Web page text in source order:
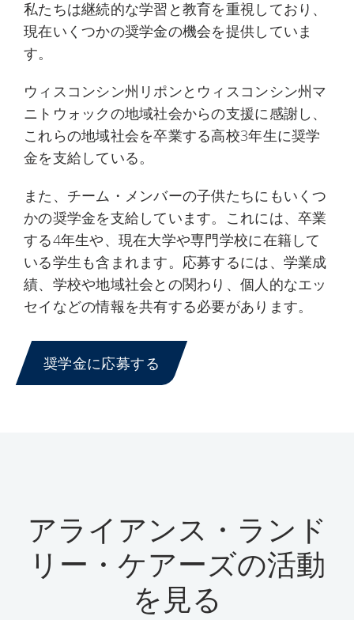
私たちは継続的な学習と教育を重視しており、
現在いくつかの奨学金の機会を提供していま
す。
ウィスコンシン州リポンとウィスコンシン州マ
ニトウォックの地域社会からの支援に感謝し、
これらの地域社会を卒業する高校3年生に奨学
金を支給している。
また、チーム・メンバーの子供たちにもいくつ
かの奨学金を支給しています。これには、卒業
する4年生や、現在大学や専門学校に在籍して
いる学生も含まれます。応募するには、学業成
績、学校や地域社会との関わり、個人的なエッ
セイなどの情報を共有する必要があります。
奨学金に応募する
アライアンス・ランド
リー・ケアーズの活動
を見る